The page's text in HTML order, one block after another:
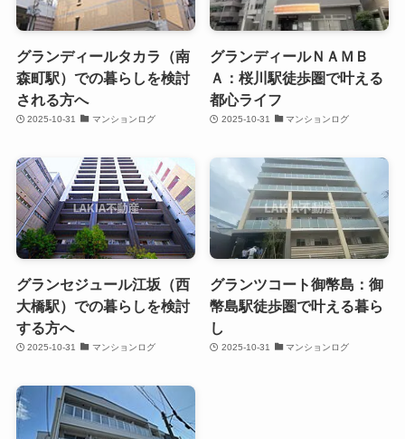
グランディールタカラ（南
森町駅）での暮らしを検討
される方へ
2025-10-31 マンションログ
グランディールＮＡＭＢ
Ａ：桜川駅徒歩圏で叶える
都心ライフ
2025-10-31 マンションログ
グランセジュール江坂（西
大橋駅）での暮らしを検討
する方へ
2025-10-31 マンションログ
グランツコート御幣島：御
幣島駅徒歩圏で叶える暮ら
し
2025-10-31 マンションログ